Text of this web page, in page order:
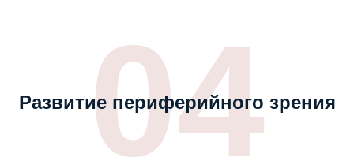
Развитие периферийного зрения
04